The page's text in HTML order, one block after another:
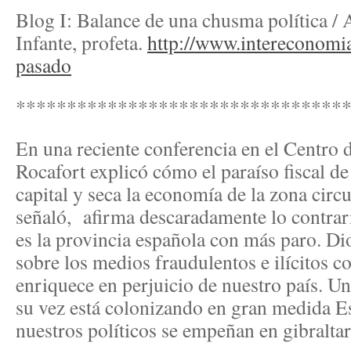
Blog I: Balance de una chusma política /
Infante, profeta. http://
pasado
En una reciente conferencia en el
Rocafort explicó cómo el paraíso fiscal
capital y seca la economía de la zona
señaló, afirma descaradamente lo
es la provincia española con más paro.
sobre los medios fraudulentos e ilícitos
enriquece en perjuicio de nuestro país.
su vez está colonizando en gran medida
nuestros políticos se empeñan en